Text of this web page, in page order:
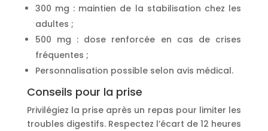
300 mg : maintien de la stabilisation chez les
adultes ;
500 mg : dose renforcée en cas de crises
fréquentes ;
Personnalisation possible selon avis médical.
Conseils pour la prise
Privilégiez la prise après un repas pour limiter les
troubles digestifs. Respectez l’écart de 12 heures